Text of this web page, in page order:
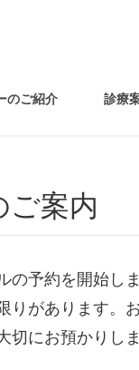
のご紹介 診療
ご案内
の予約を開始しま
りがあります。
切にお預かりしま